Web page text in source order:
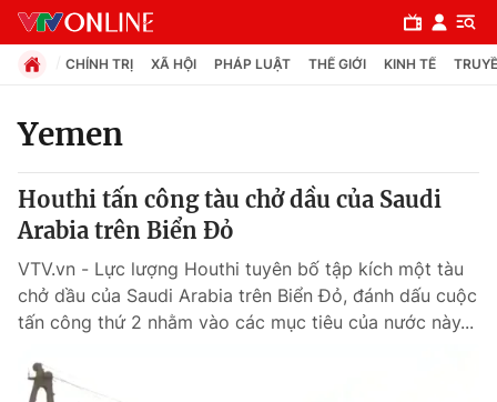
Chuyên mục
Chính trị
Xã hội
CHÍNH TRỊ XÃ HỘI PHÁP LUẬT THẾ GIỚI KINH TẾ
Yemen
Houthi tấn công tàu chở dầu của Saudi
Arabia trên Biển Đỏ
VTV.vn - Lực lượng Houthi tuyên bố tập kích một tàu
chở dầu của Saudi Arabia trên Biển Đỏ, đánh dấu cuộc
tấn công thứ 2 nhằm vào các mục tiêu của nước này...